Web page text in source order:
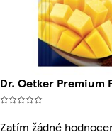
Dr. Oetker Premium
Zatím žádné